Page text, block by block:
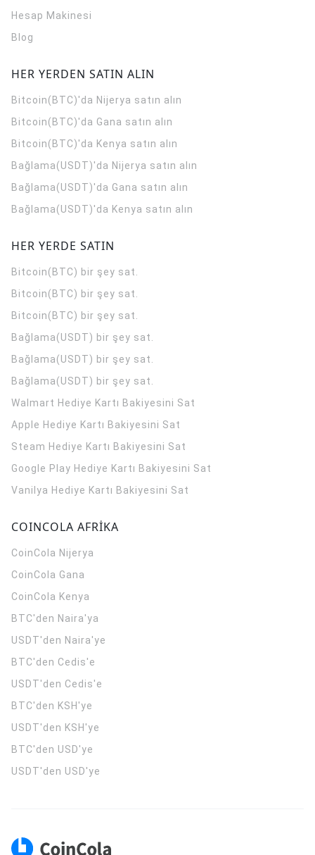
Hesap Makinesi
Blog
HER YERDEN SATIN ALIN
Bitcoin(BTC)'da Nijerya satın alın
Bitcoin(BTC)'da Gana satın alın
Bitcoin(BTC)'da Kenya satın alın
Bağlama(USDT)'da Nijerya satın alın
Bağlama(USDT)'da Gana satın alın
Bağlama(USDT)'da Kenya satın alın
HER YERDE SATIN
Bitcoin(BTC) bir şey sat.
Bitcoin(BTC) bir şey sat.
Bitcoin(BTC) bir şey sat.
Bağlama(USDT) bir şey sat.
Bağlama(USDT) bir şey sat.
Bağlama(USDT) bir şey sat.
Walmart Hediye Kartı Bakiyesini Sat
Apple Hediye Kartı Bakiyesini Sat
Steam Hediye Kartı Bakiyesini Sat
Google Play Hediye Kartı Bakiyesini Sat
Vanilya Hediye Kartı Bakiyesini Sat
COINCOLA AFRİKA
CoinCola Nijerya
CoinCola Gana
CoinCola Kenya
BTC'den Naira'ya
USDT'den Naira'ye
BTC'den Cedis'e
USDT'den Cedis'e
BTC'den KSH'ye
USDT'den KSH'ye
BTC'den USD'ye
USDT'den USD'ye